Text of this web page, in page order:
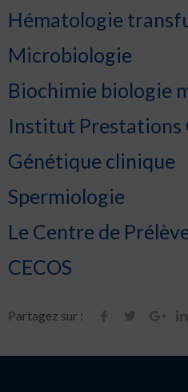
Hématologie
Microbiologie
Biochimie biologie
Institut Prestations
Génétique clinique
Spermiologie
Le Centre de
CECOS
Partagez sur :